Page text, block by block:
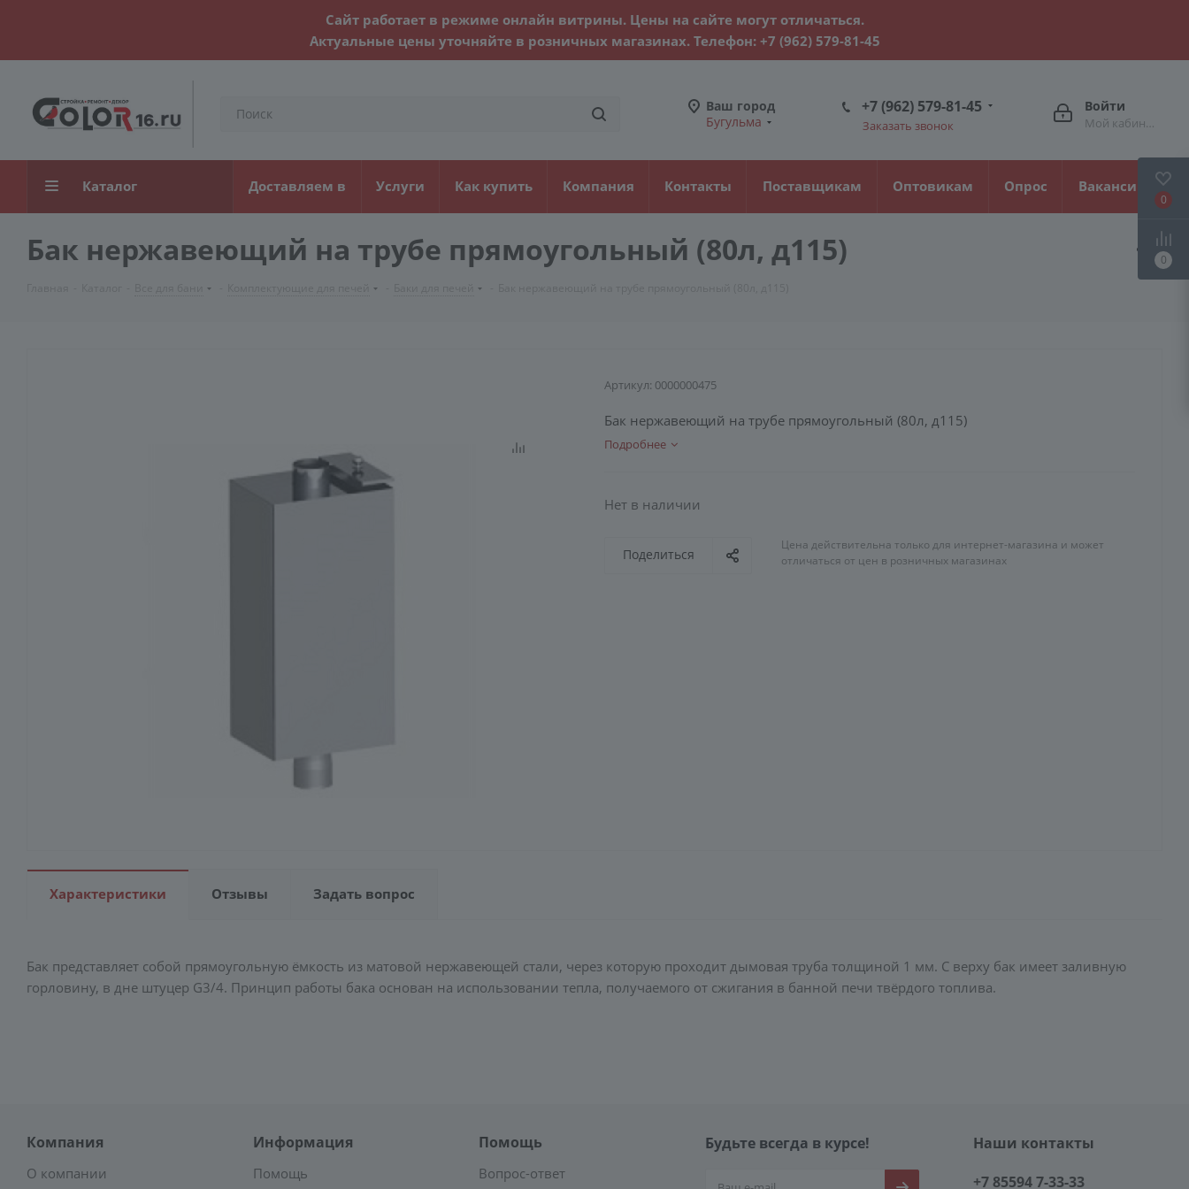
Сайт работает в режиме онлайн витрины. Цены на сайте могут отличаться.
Актуальные цены уточняйте в розничных магазинах. Телефон: +7 (962) 579-81-45
Войти
Мой кабинет
Ваш город
Бугульма
+7 (962) 579-81-45
Заказать звонок
Каталог Доставляем в Услуги Как купить Компания Контакты Поставщикам Оптовикам Опрос Вакансии
Бак нержавеющий на трубе прямоугольный (80л, д115)
Артикул: 0000000475
Бак нержавеющий на трубе прямоугольный (80л, д115)
Подробнее
Нет в наличии
Поделиться
Цена действительна только для интернет-магазина и может
отличаться от цен в розничных магазинах
Характеристики Отзывы Задать вопрос
Бак представляет собой прямоугольную ёмкость из матовой нержавеющей стали, через которую проходит дымовая труба толщиной 1 мм. С верху бак имеет заливную
горловину, в дне штуцер G3/4. Принцип работы бака основан на использовании тепла, получаемого от сжигания в банной печи твёрдого топлива.
Компания
О компании
Информация
Помощь
Помощь
Вопрос-ответ
Будьте всегда в курсе!
Наши контакты
+7 85594 7-33-33
0
0